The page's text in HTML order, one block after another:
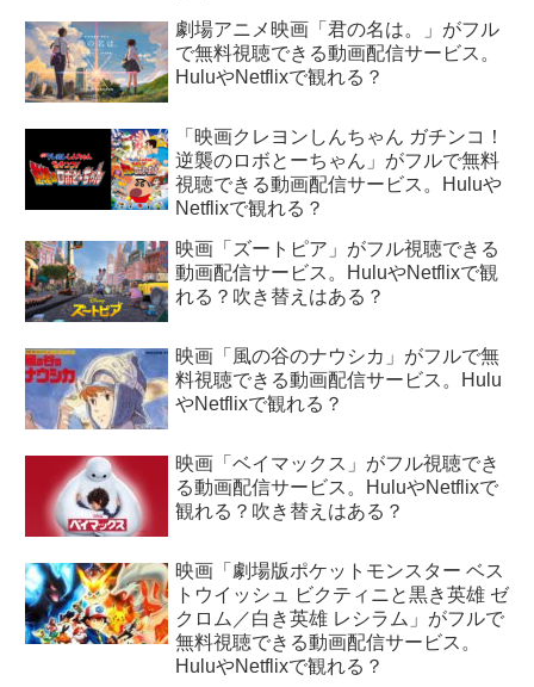
劇場アニメ映画「君の名は。」がフル
で無料視聴できる動画配信サービス。
HuluやNetflixで観れる？
「映画クレヨンしんちゃん ガチンコ！
逆襲のロボとーちゃん」がフルで無料
視聴できる動画配信サービス。Huluや
Netflixで観れる？
映画「ズートピア」がフル視聴できる
動画配信サービス。HuluやNetflixで観
れる？吹き替えはある？
映画「風の谷のナウシカ」がフルで無
料視聴できる動画配信サービス。Hulu
やNetflixで観れる？
映画「ベイマックス」がフル視聴でき
る動画配信サービス。HuluやNetflixで
観れる？吹き替えはある？
映画「劇場版ポケットモンスター ベス
トウイッシュ ビクティニと黒き英雄 ゼ
クロム／白き英雄 レシラム」がフルで
無料視聴できる動画配信サービス。
HuluやNetflixで観れる？